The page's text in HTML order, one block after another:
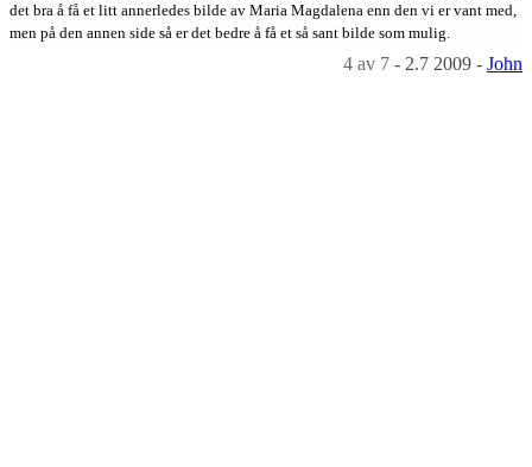
det bra å få et litt annerledes bilde av Maria Magdalena enn den vi er vant med,
men på den annen side så er det bedre å få et så sant bilde som mulig.
4 av 7 - 2.7 2009 - John